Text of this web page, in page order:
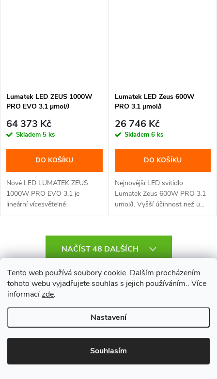
Tento web používá soubory cookie. Dalším procházením
tohoto webu vyjadřujete souhlas s jejich používáním.. Více
informacízde.
Nastavení
Souhlasím
Lumatek LED ZEUS 1000W
PRO EVO 3.1 µmol/J
64 373 Kč
Skladem 5 ks
DO KOŠÍKU
Nové LED LUMATEK ZEUS
1000W PRO EVO 3.1 je
lineární vícesvětelné
segmentové svítidlo s...
Lumatek LED Zeus 600W
PRO 3.1 µmol/J
26 746 Kč
Skladem 6 ks
DO KOŠÍKU
Nejnovější LED svítidlo
Lumatek Zeus 600W PRO 3.1
umol/J. Vyšší účinnost než u...
v
l
á
d
a
c
NAČÍST 48 DALŠÍCH
S
t
r
á
n
o